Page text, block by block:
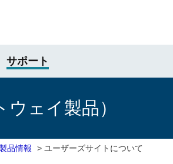
サポート
ェイ製品）
品情報 > ユーザーズサイトについて